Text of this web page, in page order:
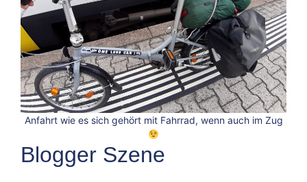
Anfahrt wie es sich gehört mit Fahrrad, wenn auch im Zug
Blogger Szene